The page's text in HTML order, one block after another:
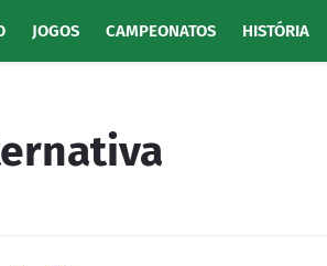
JOGOS CAMPEONATOS HISTÓRIA